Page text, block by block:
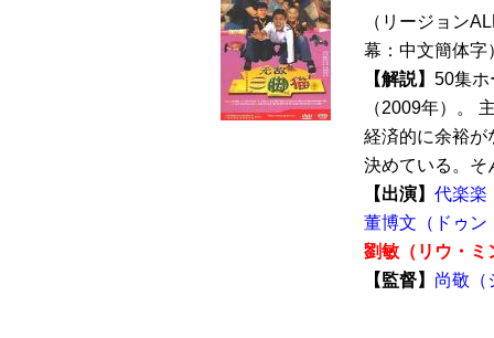
（リージョン
幕：中文簡体字
【解説】 50集ホ
（2009年）。
経済的に余裕が
決めている。そ
【出演】 代楽楽
董博文（ドゥン
劉敏（リウ・ミ
【監督】 尚敬（